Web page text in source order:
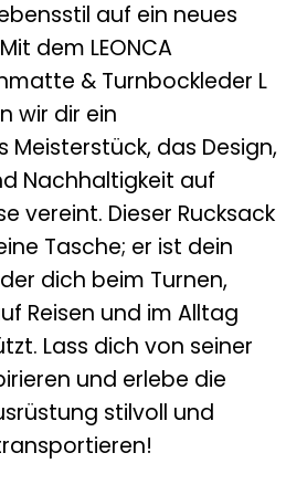
auf ein neues
dem LEONCA
& Turnbockleder L
wir dir ein
Meisterstück, das Design,
Nachhaltigkeit auf
vereint. Dieser Rucksack
Tasche; er ist dein
dich beim Turnen,
Reisen und im Alltag
Lass dich von seiner
und erlebe die
stilvoll und